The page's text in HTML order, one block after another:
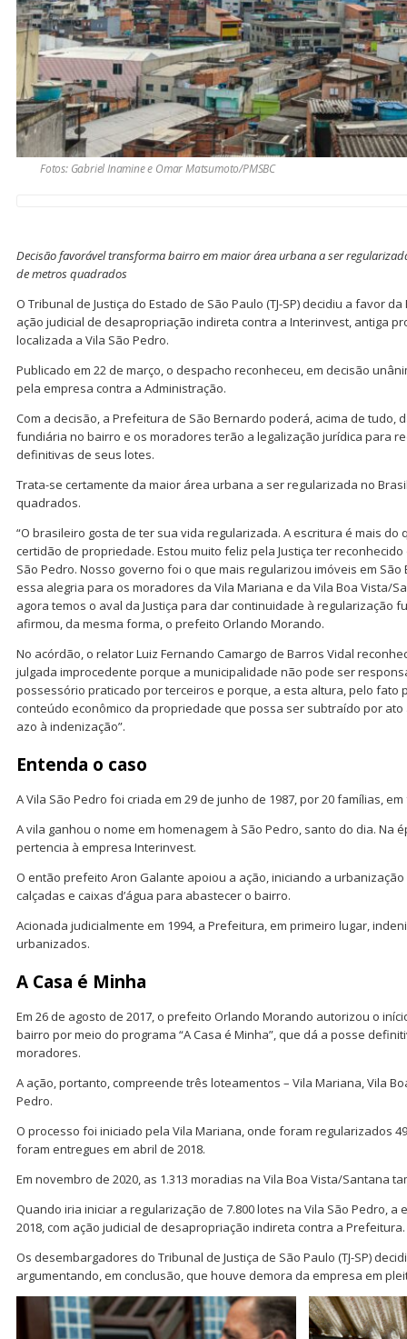
Fotos: Gabriel Inamine e Omar Matsumoto/PMSBC
Decisão favorável transforma bairro em maior área urbana a ser
de metros quadrados
O Tribunal de Justiça do Estado de São Paulo (TJ-SP) decidiu a favor
ação judicial de desapropriação indireta contra a Interinvest, antiga
localizada a Vila São Pedro.
Publicado em 22 de março, o despacho reconheceu, em decisão
pela empresa contra a Administração.
Com a decisão, a Prefeitura de São Bernardo poderá, acima de tudo,
fundiária no bairro e os moradores terão a legalização jurídica para
definitivas de seus lotes.
Trata-se certamente da maior área urbana a ser regularizada no
quadrados.
“O brasileiro gosta de ter sua vida regularizada. A escritura é mais do
certidão de propriedade. Estou muito feliz pela Justiça ter
São Pedro. Nosso governo foi o que mais regularizou imóveis em
essa alegria para os moradores da Vila Mariana e da Vila Boa Vista/
agora temos o aval da Justiça para dar continuidade à regularização
afirmou, da mesma forma, o prefeito Orlando Morando.
No acórdão, o relator Luiz Fernando Camargo de Barros Vidal
julgada improcedente porque a municipalidade não pode ser
possessório praticado por terceiros e porque, a esta altura, pelo fato
conteúdo econômico da propriedade que possa ser subtraído por
azo à indenização”.
Entenda o caso
A Vila São Pedro foi criada em 29 de junho de 1987, por 20 famílias,
A vila ganhou o nome em homenagem à São Pedro, santo do dia. Na
pertencia à empresa Interinvest.
O então prefeito Aron Galante apoiou a ação, iniciando a
calçadas e caixas d’água para abastecer o bairro.
Acionada judicialmente em 1994, a Prefeitura, em primeiro lugar,
urbanizados.
A Casa é Minha
Em 26 de agosto de 2017, o prefeito Orlando Morando autorizou o
bairro por meio do programa “A Casa é Minha”, que dá a posse
moradores.
A ação, portanto, compreende três loteamentos – Vila Mariana, Vila
Pedro.
O processo foi iniciado pela Vila Mariana, onde foram regularizados
foram entregues em abril de 2018.
Em novembro de 2020, as 1.313 moradias na Vila Boa Vista/Santana
Quando iria iniciar a regularização de 7.800 lotes na Vila São Pedro,
2018, com ação judicial de desapropriação indireta contra a Prefeitura.
Os desembargadores do Tribunal de Justiça de São Paulo (TJ-SP)
argumentando, em conclusão, que houve demora da empresa em